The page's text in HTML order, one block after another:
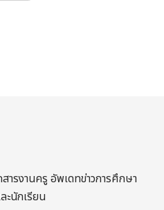
ารงานครู อัพเดทข่าวการศึกษา
ะนักเรียน